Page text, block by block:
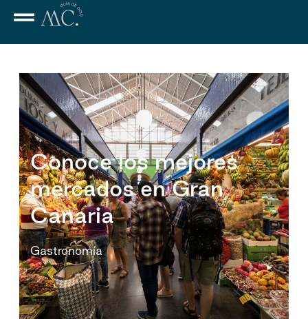
Conoce los mejores
mercados en Gran
Canaria
Gastronomía